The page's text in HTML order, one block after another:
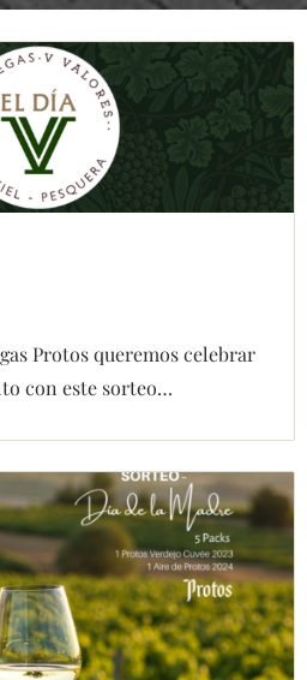
Protos queremos celebrar
con este sorteo…